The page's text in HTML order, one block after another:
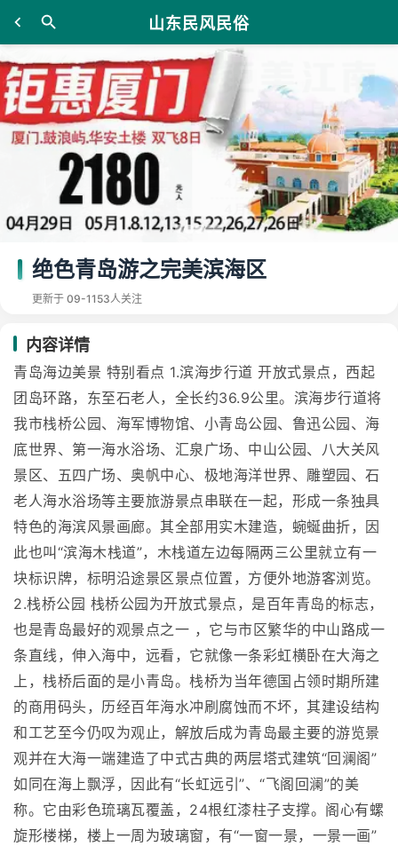
山东民风民俗
绝色青岛游之完美滨海区
更新于 09-11 53人关注
内容详情
青岛海边美景 特别看点 1.滨海步行道 开放式景点，西起
团岛环路，东至石老人，全长约36.9公里。滨海步行道将
我市栈桥公园、海军博物馆、小青岛公园、鲁迅公园、海
底世界、第一海水浴场、汇泉广场、中山公园、八大关风
景区、五四广场、奥帆中心、极地海洋世界、雕塑园、石
老人海水浴场等主要旅游景点串联在一起，形成一条独具
特色的海滨风景画廊。其全部用实木建造，蜿蜒曲折，因
此也叫“滨海木栈道”，木栈道左边每隔两三公里就立有一
块标识牌，标明沿途景区景点位置，方便外地游客浏览。
2.栈桥公园 栈桥公园为开放式景点，是百年青岛的标志，
也是青岛最好的观景点之一 ，它与市区繁华的中山路成一
条直线，伸入海中，远看，它就像一条彩虹横卧在大海之
上，栈桥后面的是小青岛。栈桥为当年德国占领时期所建
的商用码头，历经百年海水冲刷腐蚀而不坏，其建设结构
和工艺至今仍叹为观止，解放后成为青岛最主要的游览景
观并在大海一端建造了中式古典的两层塔式建筑“回澜阁”
如同在海上飘浮，因此有“长虹远引”、“飞阁回澜”的美
称。它由彩色琉璃瓦覆盖，24根红漆柱子支撑。阁心有螺
旋形楼梯，楼上一周为玻璃窗，有“一窗一景，一景一画”